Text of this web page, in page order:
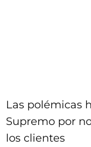
Las polémicas
Supremo por
los clientes